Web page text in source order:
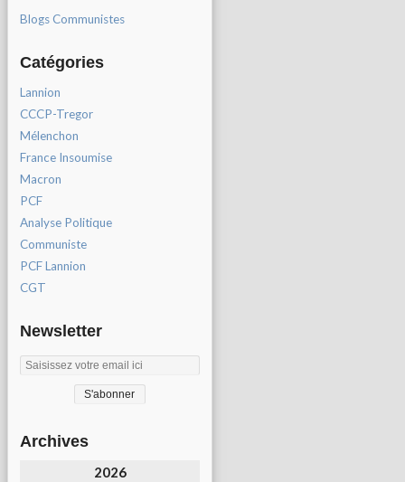
Blogs Communistes
Catégories
Lannion
CCCP-Tregor
Mélenchon
France Insoumise
Macron
PCF
Analyse Politique
Communiste
PCF Lannion
CGT
Newsletter
Archives
2026